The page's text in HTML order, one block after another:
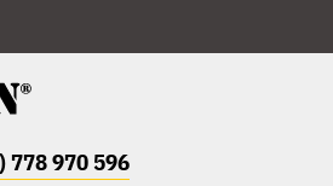
778 970 596